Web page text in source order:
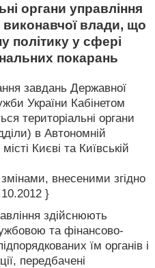
органи управління
влади, що
політику у сфері
покарань
завдань Державної
України Кабінетом
територіальні органи
в Автономній
Києві та Київській
внесеними згідно
}
здійснюють
та фінансово-
їм органів і
передбачені